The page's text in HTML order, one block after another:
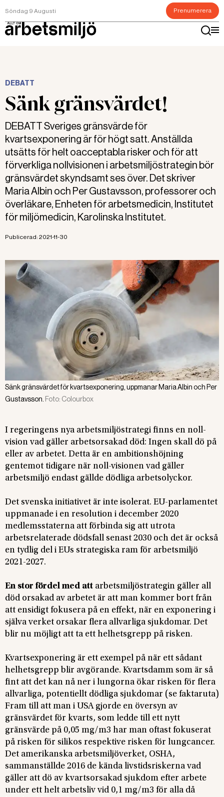
Söndag 9 Augusti Prenumerera
DEBATT
Sänk gränsvärdet!
DEBATT Sveriges gränsvärde för
kvartsexponering är för högt satt. Anställda
utsätts för helt oacceptabla risker och för att
förverkliga nollvisionen i arbetsmiljöstrategin bör
gränsvärdet skyndsamt ses över. Det skriver
Maria Albin och Per Gustavsson, professorer och
överläkare, Enheten för arbetsmedicin, Institutet
för miljömedicin, Karolinska Institutet.
Publicerad: 2021-11-30
Sänk gränsvärdet för kvartsexponering, uppmanar Maria Albin och Per
Gustavsson. Foto: Colourbox
I regeringens nya arbetsmiljöstrategi finns en noll-
vision vad gäller arbetsorsakad död: Ingen skall dö på
eller av arbetet. Detta är en ambitionshöjning
gentemot tidigare när noll-visionen vad gäller
arbetsmiljö endast gällde dödliga arbetsolyckor.
Det svenska initiativet är inte isolerat. EU-parlamentet
uppmanade i en resolution i december 2020
medlemsstaterna att förbinda sig att utrota
arbetsrelaterade dödsfall senast 2030 och det är också
en tydlig del i EUs strategiska ram för arbetsmiljö
2021-2027.
En stor fördel med att arbetsmiljöstrategin gäller all
död orsakad av arbetet är att man kommer bort från
att ensidigt fokusera på en effekt, när en exponering i
själva verket orsakar flera allvarliga sjukdomar. Det
blir nu möjligt att ta ett helhetsgrepp på risken.
Kvartsexponering är ett exempel på när ett sådant
helhetsgrepp blir avgörande. Kvartsdamm som är så
fint att det kan nå ner i lungorna ökar risken för flera
allvarliga, potentiellt dödliga sjukdomar (se faktaruta)
Fram till att man i USA gjorde en översyn av
gränsvärdet för kvarts, som ledde till ett nytt
gränsvärde på 0,05 mg/m3 har man oftast fokuserat
på risken för silikos respektive risken för lungcancer.
Det amerikanska arbetsmiljöverket, OSHA,
sammanställde 2016 de kända livstidsriskerna vad
gäller att dö av kvartsorsakad sjukdom efter arbete
under ett helt arbetsliv vid 0,1 mg/m3 för alla då